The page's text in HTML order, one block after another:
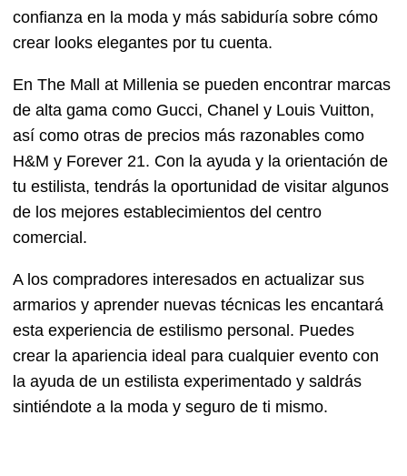
confianza en la moda y más sabiduría sobre cómo
crear looks elegantes por tu cuenta.
En The Mall at Millenia se pueden encontrar marcas
de alta gama como Gucci, Chanel y Louis Vuitton,
así como otras de precios más razonables como
H&M y Forever 21. Con la ayuda y la orientación de
tu estilista, tendrás la oportunidad de visitar algunos
de los mejores establecimientos del centro
comercial.
A los compradores interesados en actualizar sus
armarios y aprender nuevas técnicas les encantará
esta experiencia de estilismo personal. Puedes
crear la apariencia ideal para cualquier evento con
la ayuda de un estilista experimentado y saldrás
sintiéndote a la moda y seguro de ti mismo.